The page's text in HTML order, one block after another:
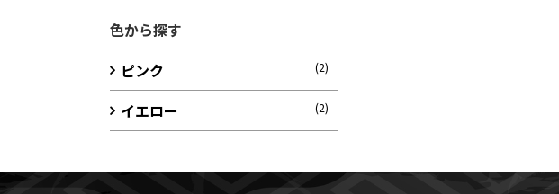
色から探す
ピンク
(2)
イエロー (2)